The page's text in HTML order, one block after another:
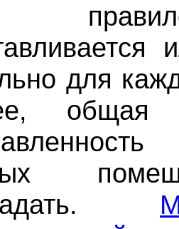
для
общая